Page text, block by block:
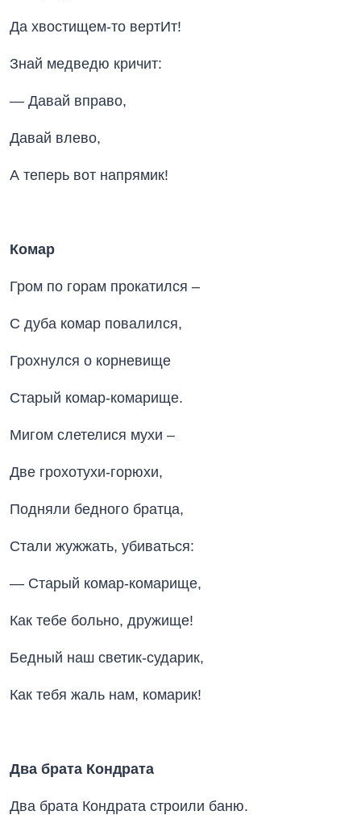
Да хвостищем-то вертИт!
Знай медведю кричит:
— Давай вправо,
Давай влево,
А теперь вот напрямик!
Комар
Гром по горам прокатился –
С дуба комар повалился,
Грохнулся о корневище
Старый комар-комарище.
Мигом слетелися мухи –
Две грохотухи-горюхи,
Подняли бедного братца,
Стали жужжать, убиваться:
— Старый комар-комарище,
Как тебе больно, дружище!
Бедный наш светик-сударик,
Как тебя жаль нам, комарик!
Два брата Кондрата
Два брата Кондрата строили баню.